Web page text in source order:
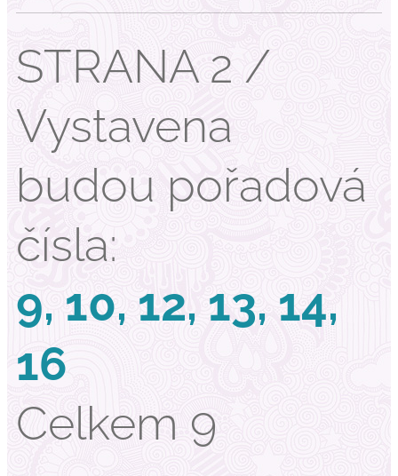
STRANA 2 /
Vystavena
budou pořadová
čísla:
9, 10, 12, 13, 14,
16
Celkem 9